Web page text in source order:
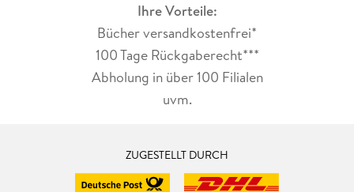
Ihre Vorteile:
Bücher versandkostenfrei*
100 Tage Rückgaberecht***
Abholung in über 100 Filialen
uvm.
ZUGESTELLT DURCH